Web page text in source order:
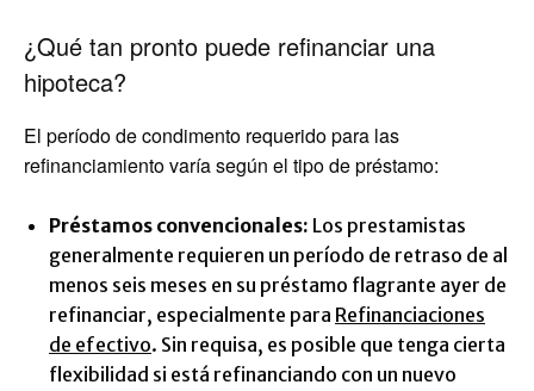
¿Qué tan pronto puede refinanciar una
hipoteca?
El período de condimento requerido para las
refinanciamiento varía según el tipo de préstamo:
Préstamos convencionales: Los prestamistas
generalmente requieren un período de retraso de al
menos seis meses en su préstamo flagrante ayer de
refinanciar, especialmente para Refinanciaciones
de efectivo. Sin requisa, es posible que tenga cierta
flexibilidad si está refinanciando con un nuevo